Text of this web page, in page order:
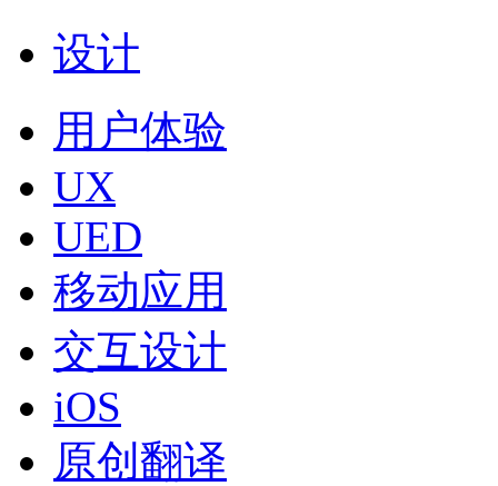
设计
用户体验
UX
UED
移动应用
交互设计
iOS
原创翻译